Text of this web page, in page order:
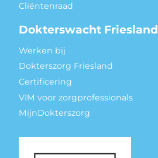
Cliëntenraad
Dokterswacht Friesland
Werken bij
Dokterszorg Friesland
Certificering
VIM voor zorgprofessionals
MijnDokterszorg